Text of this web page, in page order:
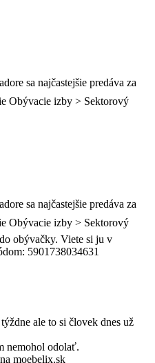
sa najčastejšie predáva za
Obývacie izby > Sektorový
sa najčastejšie predáva za
Obývacie izby > Sektorový
obývačky. Viete si ju v
5901738034631
ale to si človek dnes už
nemohol odolať.
moebelix.sk